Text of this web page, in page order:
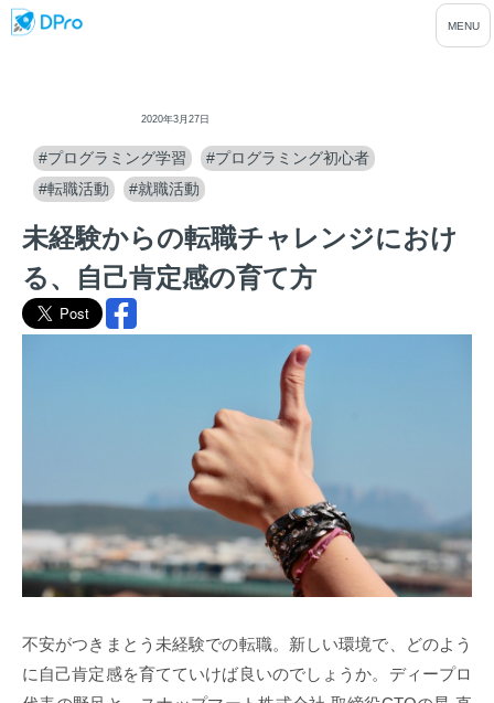
2020年3月27日
#プログラミング学習
#プログラミング初心者
#転職活動
#就職活動
未経験からの転職チャレンジにおけ
る、自己肯定感の育て方
不安がつきまとう未経験での転職。新しい環境で、どのよう
に自己肯定感を育てていけば良いのでしょうか。ディープロ